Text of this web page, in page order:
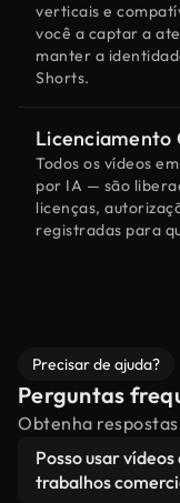
verticais e
você a captar a
manter a
Shorts.
Licenciamento
Todos os vídeos
por IA — são
licenças,
registradas para
Precisar de ajuda?
Perguntas
Obtenha
Posso usar
trabalhos